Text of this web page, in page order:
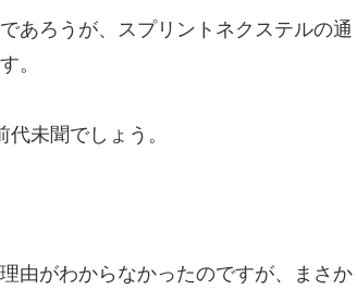
あろうが、スプリントネクステルの通
。
未聞でしょう。
由がわからなかったのですが、まさか